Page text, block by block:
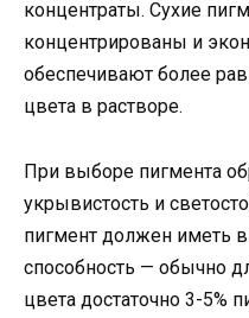
концентраты. Сухие
концентрированы и
обеспечивают более
цвета в растворе.
При выборе пигмента
укрывистость и
пигмент должен иметь
способность — обычно
цвета достаточно 3-5%